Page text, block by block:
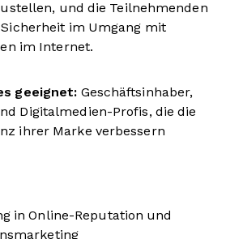
und die Teilnehmenden
im Umgang mit
im Internet.
geeignet: Geschäftsinhaber,
Digitalmedien-Profis, die die
ihrer Marke verbessern
in Online-Reputation und